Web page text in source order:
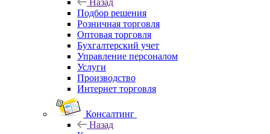
Назад
Подбор решения
Розничная торговля
Оптовая торговля
Бухгалтерский учет
Управление персоналом
Услуги
Производство
Интернет торговля
Консалтинг
Назад